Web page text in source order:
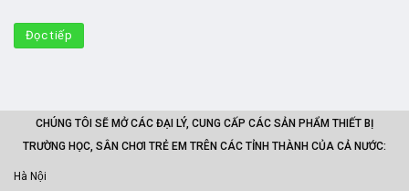
Đọc tiếp
CHÚNG TÔI SẼ MỞ CÁC ĐẠI LÝ, CUNG CẤP CÁC SẢN PHẨM THIẾT BỊ
TRƯỜNG HỌC, SÂN CHƠI TRẺ EM TRÊN CÁC TỈNH THÀNH CỦA CẢ NƯỚC:
Hà Nội